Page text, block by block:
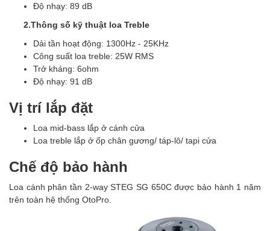
Độ nhạy: 89 dB
2.Thông số kỹ thuật loa Treble
Dải tần hoạt động: 1300Hz - 25KHz
Công suất loa treble: 25W RMS
Trở kháng: 6ohm
Độ nhạy: 91 dB
Vị trí lắp đặt
Loa mid-bass lắp ở cánh cửa
Loa treble lắp ở ốp chân gương/ táp-lô/ tapi cửa
Chế độ bảo hành
Loa cánh phân tần 2-way STEG SG 650C được bảo hành 1 năm
trên toàn hệ thống OtoPro.